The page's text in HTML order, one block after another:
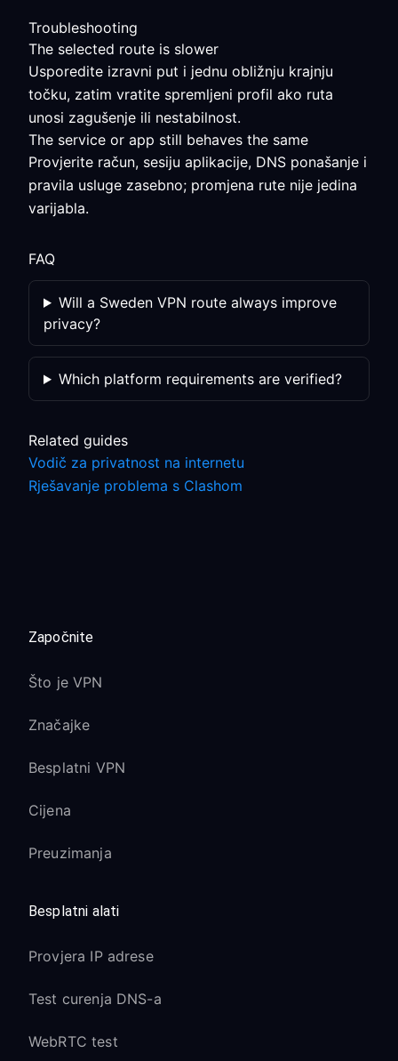
Troubleshooting
The selected route is slower
Usporedite izravni put i jednu obližnju krajnju
točku, zatim vratite spremljeni profil ako ruta
unosi zagušenje ili nestabilnost.
The service or app still behaves the same
Provjerite račun, sesiju aplikacije, DNS ponašanje i
pravila usluge zasebno; promjena rute nije jedina
varijabla.
FAQ
Will a Sweden VPN route always improve
privacy?
Which platform requirements are verified?
Related guides
Vodič za privatnost na internetu
Rješavanje problema s Clashom
Započnite
Što je VPN
Značajke
Besplatni VPN
Cijena
Preuzimanja
Besplatni alati
Provjera IP adrese
Test curenja DNS-a
WebRTC test